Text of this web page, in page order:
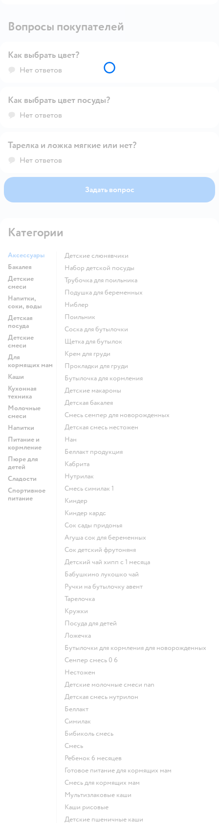
Вопросы покупателей
Открыть вопрос
Как выбрать цвет?
Нет ответов
Как выбрать цвет посуды?
Нет ответов
Тарелка и ложка мягкие или нет?
Нет ответов
Задать вопрос
Категории
Аксессуары
Бакалея
Детские
смеси
Напитки,
соки, воды
Детская
посуда
Детские
смеси
Для
кормящих мам
Каши
Кухонная
техника
Молочные
смеси
Напитки
Питание и
кормление
Пюре для
детей
Сладости
Спортивное
питание
Детские слюнявчики
набор детской посуды
трубочка для поильника
подушка для беременных
ниблер
поильник
соска для бутылочки
щетка для бутылок
крем для груди
прокладки для груди
бутылочка для кормления
детские макароны
детская бакалея
смесь семпер для новорожденных
детская смесь нестожен
нан
беллакт продукция
кабрита
нутрилак
смесь симилак 1
киндер
киндер кардс
сок сады придонья
агуша сок для беременных
сок детский фрутоняня
детский чай хипп с 1 месяца
бабушкино лукошко чай
ручки на бутылочку авент
тарелочка
кружки
посуда для детей
ложечка
бутылочки для кормления для новорожденных
семпер смесь 0 6
нестожен
Детские молочные смеси nan
детская смесь нутрилон
беллакт
симилак
бибиколь смесь
смесь
ребенок 6 месяцев
готовое питание для кормящих мам
смесь для кормящих мам
Мультизлаковые каши
Каши рисовые
Детские пшеничные каши